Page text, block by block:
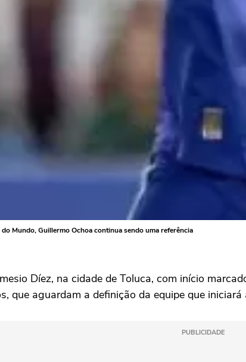
Mundo, Guillermo Ochoa continua sendo uma referência
Díez, na cidade de Toluca, com início
que aguardam a definição da equipe que
PUBLICIDADE